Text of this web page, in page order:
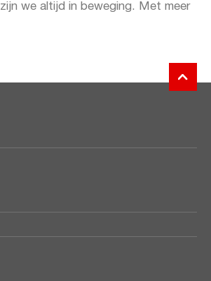
we altijd in beweging. Met meer